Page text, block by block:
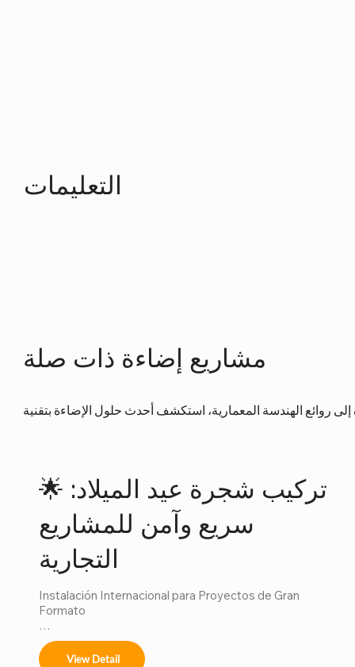
التعليمات
مشاريع إضاءة ذات صلة
🌟 تركيب شجرة عيد الميلاد:
سريع وآمن للمشاريع
التجارية
Instalación Internacional para Proyectos de Gran
Formato
Ofrecemos servicios completos de instalación para:
View Detail